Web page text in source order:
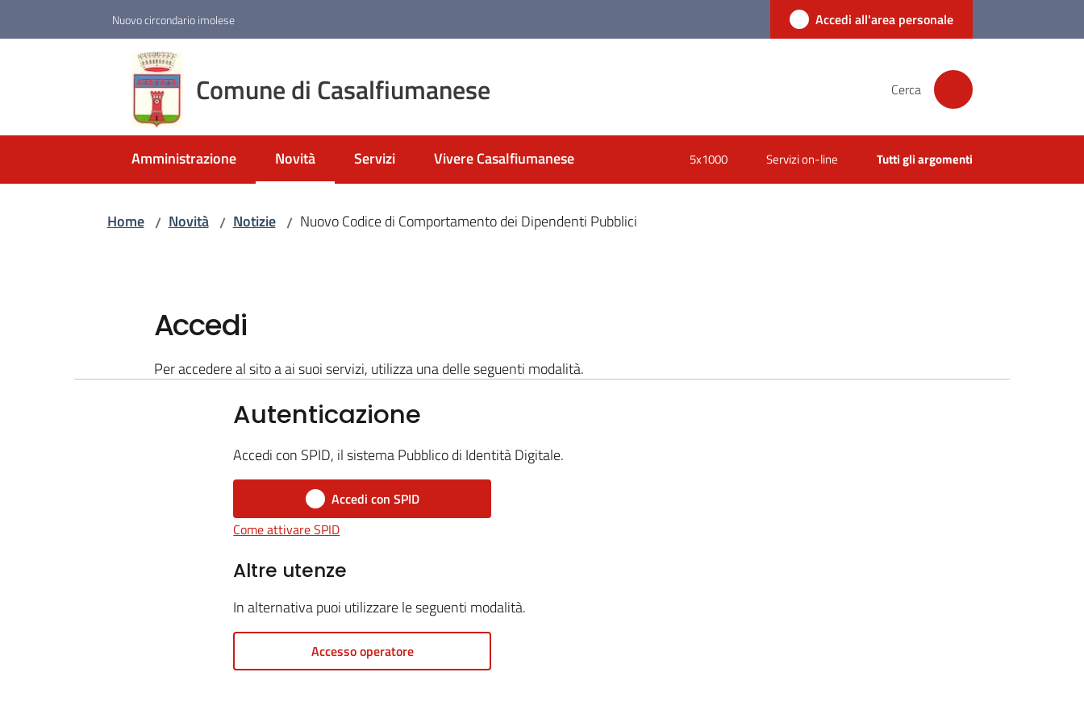
Nuovo circondario imolese Accedi all'area personale
Comune di Casalfiumanese Cerca
Amministrazione Novità
Menu selezionato
Servizi Vivere Casalfiumanese 5x1000 Servizi on-line Tutti gli argomenti
Home / Novità / Notizie / Nuovo Codice di Comportamento dei Dipendenti Pubblici
Accedi
Per accedere al sito a ai suoi servizi, utilizza una delle seguenti modalità.
Autenticazione
Accedi con SPID, il sistema Pubblico di Identità Digitale.
Accedi con SPID
Come attivare SPID
Altre utenze
In alternativa puoi utilizzare le seguenti modalità.
Accesso operatore